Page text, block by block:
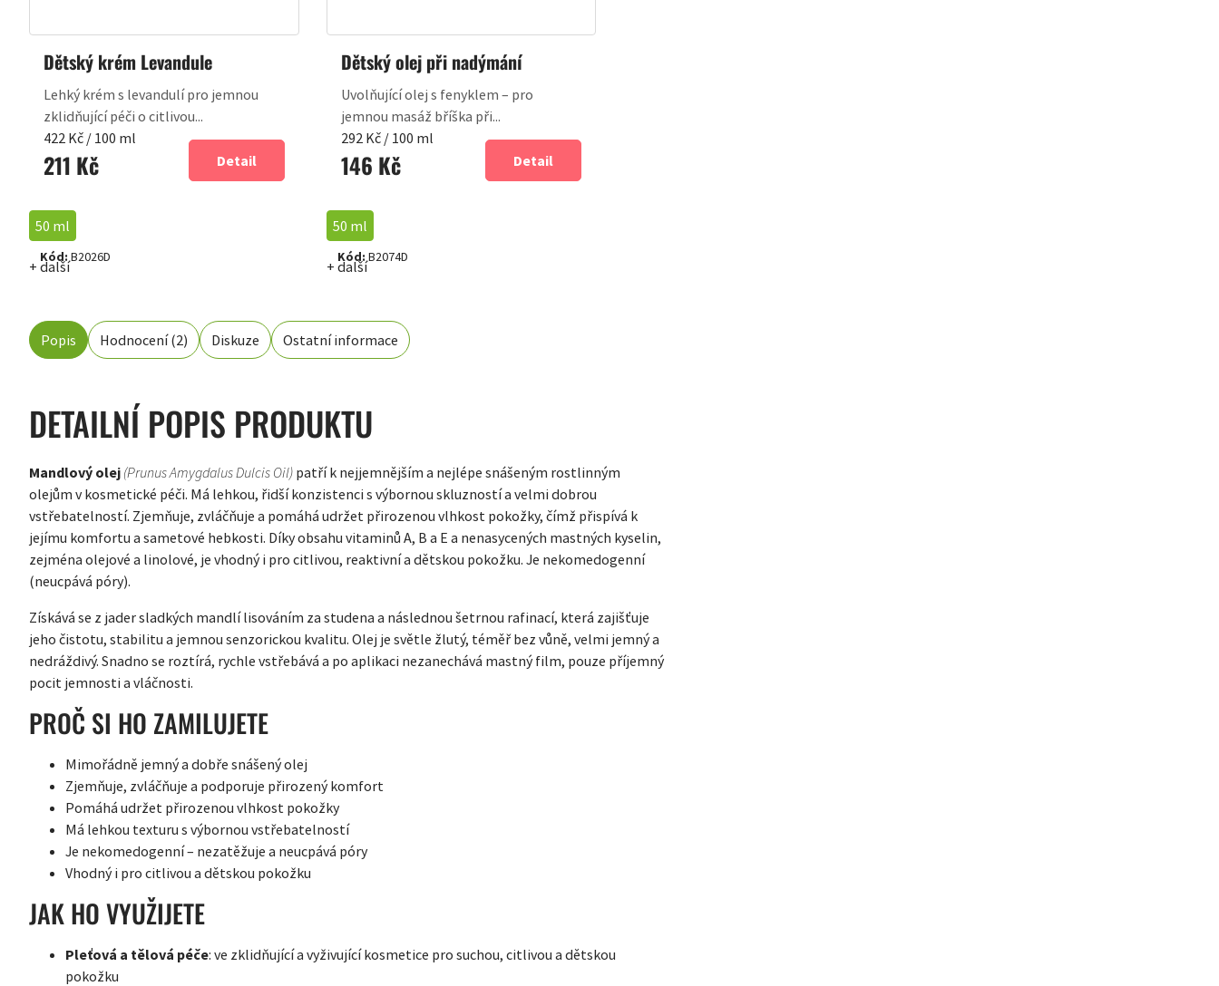
Dětský krém Levandule
211 Kč
Měrná
cena:
422 Kč / 100 ml
Detail
Lehký krém s levandulí pro jemnou
zklidňující péči o citlivou...
50 ml
+ další
Kód: B2026D
Dětský olej při nadýmání
146 Kč
Měrná
cena:
292 Kč / 100 ml
Detail
Uvolňující olej s fenyklem – pro
jemnou masáž bříška při...
50 ml
+ další
Kód: B2074D
Popis Hodnocení (2) Diskuze Ostatní informace
DETAILNÍ POPIS PRODUKTU
Mandlový olej (Prunus Amygdalus Dulcis Oil) patří k nejjemnějším a nejlépe snášeným rostlinným
olejům v kosmetické péči. Má lehkou, řidší konzistenci s výbornou skluzností a velmi dobrou
vstřebatelností. Zjemňuje, zvláčňuje a pomáhá udržet přirozenou vlhkost pokožky, čímž přispívá k
jejímu komfortu a sametové hebkosti. Díky obsahu vitaminů A, B a E a nenasycených mastných kyselin,
zejména olejové a linolové, je vhodný i pro citlivou, reaktivní a dětskou pokožku. Je nekomedogenní
(neucpává póry).
Získává se z jader sladkých mandlí lisováním za studena a následnou šetrnou rafinací, která zajišťuje
jeho čistotu, stabilitu a jemnou senzorickou kvalitu. Olej je světle žlutý, téměř bez vůně, velmi jemný a
nedráždivý. Snadno se roztírá, rychle vstřebává a po aplikaci nezanechává mastný film, pouze příjemný
pocit jemnosti a vláčnosti.
PROČ SI HO ZAMILUJETE
Mimořádně jemný a dobře snášený olej
Zjemňuje, zvláčňuje a podporuje přirozený komfort
Pomáhá udržet přirozenou vlhkost pokožky
Má lehkou texturu s výbornou vstřebatelností
Je nekomedogenní – nezatěžuje a neucpává póry
Vhodný i pro citlivou a dětskou pokožku
JAK HO VYUŽIJETE
Pleťová a tělová péče: ve zklidňující a vyživující kosmetice pro suchou, citlivou a dětskou
pokožku